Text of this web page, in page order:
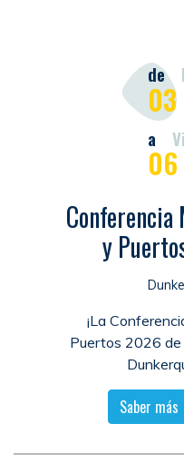
de
03
a
06
Conferencia
y
¡La
Puertos 2026 de
Saber más